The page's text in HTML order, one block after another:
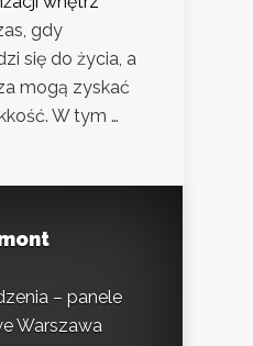
gdy
się do życia, a
mogą zyskać
W tym …
– panele
Warszawa